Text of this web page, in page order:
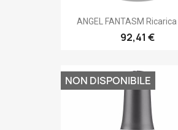
ANGEL FANTASM Ricarica
92,41 €
NON DISPONIBILE